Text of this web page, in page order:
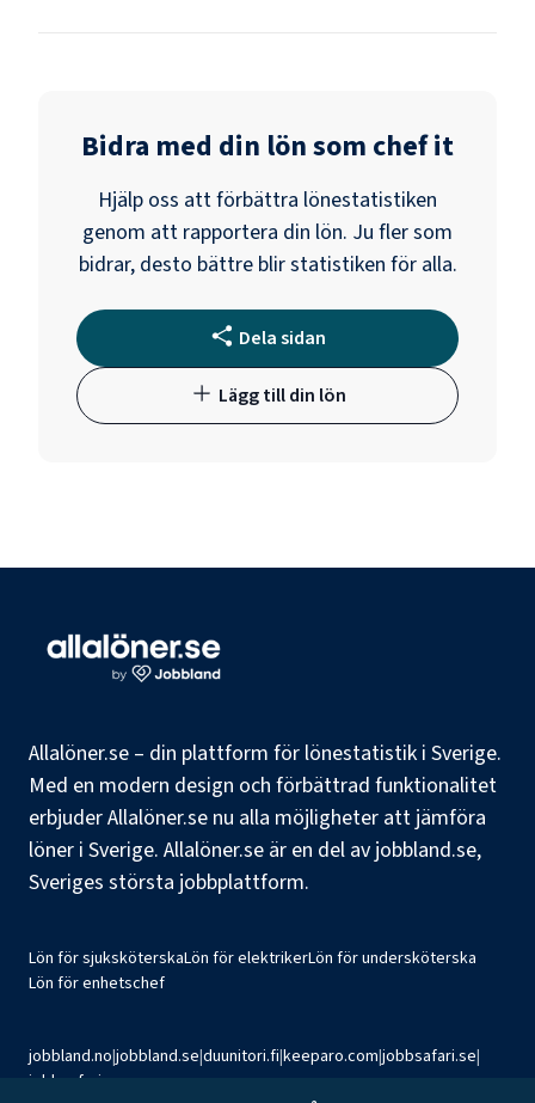
Bidra med din lön som chef it
Hjälp oss att förbättra lönestatistiken
genom att rapportera din lön. Ju fler som
bidrar, desto bättre blir statistiken för alla.
Dela sidan
Lägg till din lön
Allalöner.se – din plattform för lönestatistik i Sverige.
Med en modern design och förbättrad funktionalitet
erbjuder Allalöner.se nu alla möjligheter att jämföra
löner i Sverige. Allalöner.se är en del av jobbland.se,
Sveriges största jobbplattform.
Lön för sjuksköterskaLön för elektrikerLön för undersköterska
Lön för enhetschef
jobbland.no|jobbland.se|duunitori.fi|keeparo.com|jobbsafari.se|
jobbsafari.no